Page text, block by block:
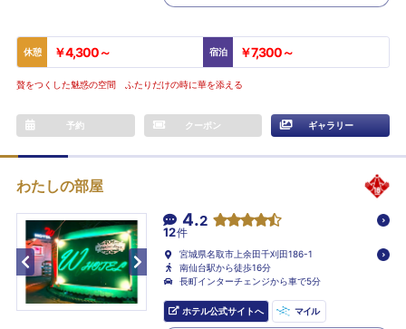
休憩 ￥4,300～ 宿泊 ￥7,300～
贅をつくした魅惑の空間 ふたりだけの時に華を添える
予約 クーポン ギャラリー
わたしの部屋
4.2
12件
宮城県名取市上余田千刈田186-1
南仙台駅から徒歩16分
長町インターチェンジから車で5分
ホテル公式サイトへ マイル